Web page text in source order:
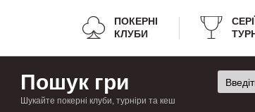
ПОКЕРНІ
КЛУБИ
Пошук гри
Шукайте покерні клуби, турніри та кеш